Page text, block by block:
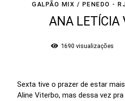
GALPÃO MIX / PENEDO -
ANA LETÍCIA
1690 visualizações
Sexta tive o prazer de estar
Aline Viterbo, mas dessa vez